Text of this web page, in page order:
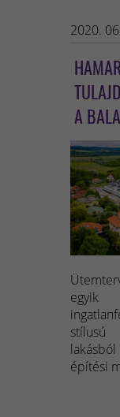
2020.
A
stílusú
építési